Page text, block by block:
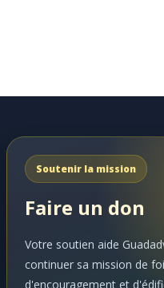
Soutenir la mission
Faire un don
Votre soutien aide
continuer sa mission de
d'encouragement et